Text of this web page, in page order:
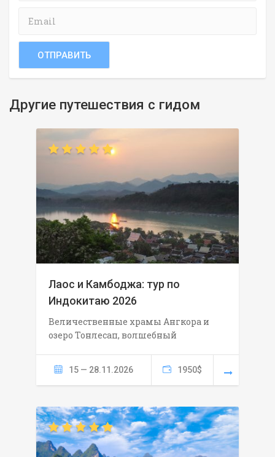
Другие путешествия с гидом
Лаос и Камбоджа: тур по
Индокитаю 2026
Величественные храмы Ангкора и
озеро Тонлесап, волшебный
15 — 28.11.2026 1950$